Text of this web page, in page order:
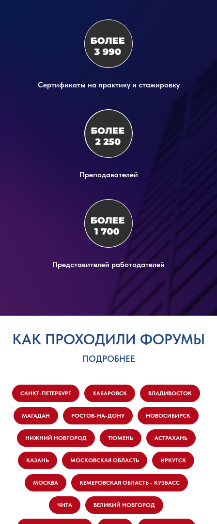
Сертификаты на практику и стажировку
Преподавателей
Представителей работодателей
КАК ПРОХОДИЛИ ФОРУМЫ
ПОДРОБНЕЕ
САНКТ-ПЕТЕРБУРГ ХАБАРОВСК ВЛАДИВОСТОК
МАГАДАН РОСТОВ-НА-ДОНУ НОВОСИБИРСК
НИЖНИЙ НОВГОРОД ТЮМЕНЬ АСТРАХАНЬ
КАЗАНЬ МОСКОВСКАЯ ОБЛАСТЬ ИРКУТСК
МОСКВА КЕМЕРОВСКАЯ ОБЛАСТЬ - КУЗБАСС
ЧИТА ВЕЛИКИЙ НОВГОРОД